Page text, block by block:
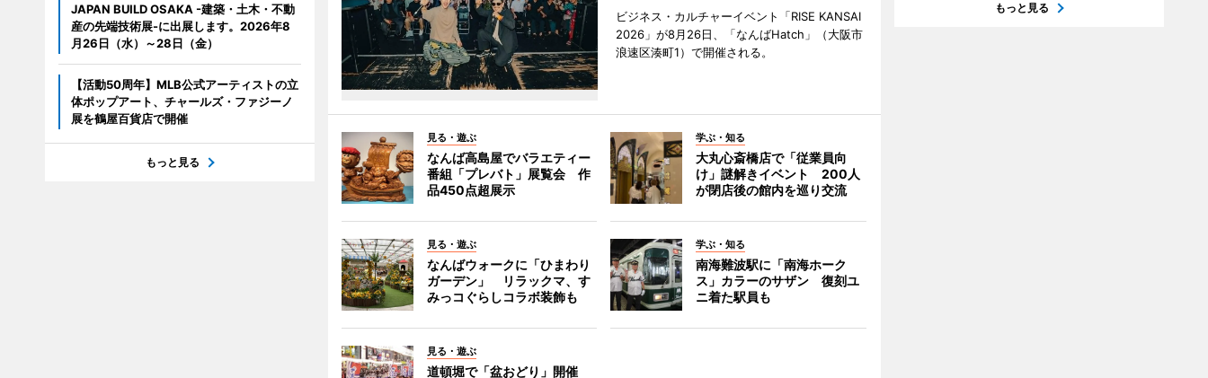
ビジネス・カルチャーイベント「RISE KANSAI
2026」が8月26日、「なんばHatch」（大阪市
浪速区湊町1）で開催される。
見る・遊ぶ
なんば高島屋でバラエティー
番組「プレバト」展覧会 作
品450点超展示
学ぶ・知る
大丸心斎橋店で「従業員向
け」謎解きイベント 200人
が閉店後の館内を巡り交流
見る・遊ぶ
なんばウォークに「ひまわり
ガーデン」 リラックマ、す
みっコぐらしコラボ装飾も
学ぶ・知る
南海難波駅に「南海ホーク
ス」カラーのサザン 復刻ユ
ニ着た駅員も
見る・遊ぶ
道頓堀で「盆おどり」開催
JAPAN BUILD OSAKA -建築・土木・不動
産の先端技術展-に出展します。2026年8
月26日（水）～28日（金）
【活動50周年】MLB公式アーティストの立
体ポップアート、チャールズ・ファジーノ
展を鶴屋百貨店で開催
もっと見る
もっと見る